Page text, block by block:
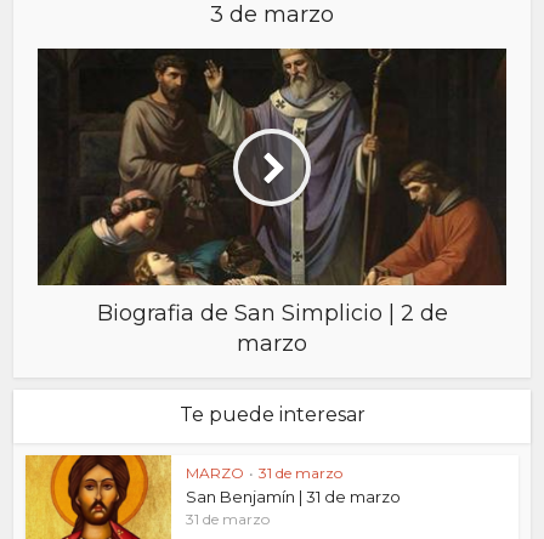
3 de marzo
Biografia de San Simplicio | 2 de
marzo
Te puede interesar
MARZO • 31 de marzo
San Benjamín | 31 de marzo
31 de marzo